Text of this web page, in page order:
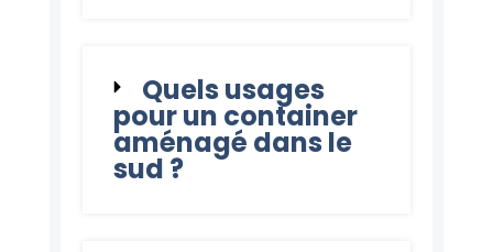
Quels usages
pour un container
aménagé dans le
sud ?